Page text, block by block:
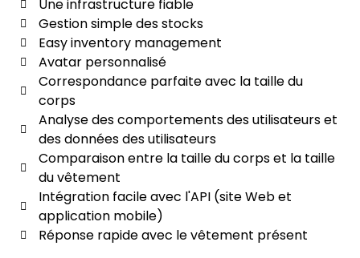
Une infrastructure fiable
Gestion simple des stocks
Easy inventory management
Avatar personnalisé
Correspondance parfaite avec la taille du
corps
Analyse des comportements des utilisateurs et
des données des utilisateurs
Comparaison entre la taille du corps et la taille
du vêtement
Intégration facile avec l'API (site Web et
application mobile)
Réponse rapide avec le vêtement présent